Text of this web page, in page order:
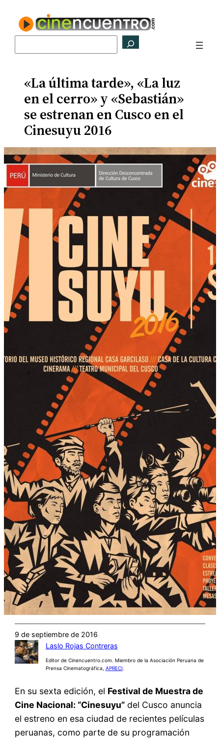
contenido
«La última tarde», «La luz
en el cerro» y «Sebastián»
se estrenan en Cusco en el
Cinesuyu 2016
9 de septiembre de 2016
Laslo Rojas Contreras
Editor de Cinencuentro.com. Miembro de la Asociación Peruana de
Prensa Cinematográfica, APRECI.
En su sexta edición, el Festival de Muestra de
Cine Nacional: “Cinesuyu” del Cusco anuncia
el estreno en esa ciudad de recientes películas
peruanas, como parte de su programación